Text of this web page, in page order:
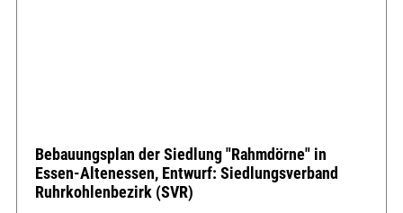
Bebauungsplan der Siedlung "Rahmdörne" in
Essen-Altenessen, Entwurf: Siedlungsverband
Ruhrkohlenbezirk (SVR)